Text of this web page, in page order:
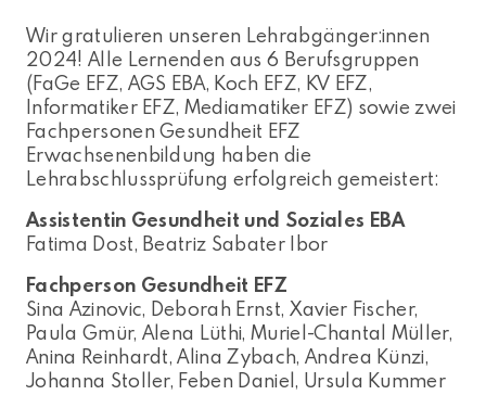
Wir gratulieren unseren Lehrabgänger:innen
2024! Alle Lernenden aus 6 Berufsgruppen
(FaGe EFZ, AGS EBA, Koch EFZ, KV EFZ,
Informatiker EFZ, Mediamatiker EFZ) sowie zwei
Fachpersonen Gesundheit EFZ
Erwachsenenbildung haben die
Lehrabschlussprüfung erfolgreich gemeistert:
Assistentin Gesundheit und Soziales EBA
Fatima Dost, Beatriz Sabater Ibor
Fachperson Gesundheit EFZ
Sina Azinovic, Deborah Ernst, Xavier Fischer,
Paula Gmür, Alena Lüthi, Muriel-Chantal Müller,
Anina Reinhardt, Alina Zybach, Andrea Künzi,
Johanna Stoller, Feben Daniel, Ursula Kummer